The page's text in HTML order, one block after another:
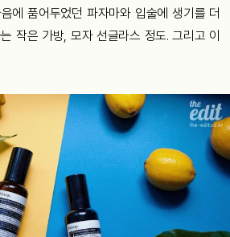
에 품어두었던 파자마와 입술에 생기를 더
작은 가방, 모자 선글라스 정도. 그리고 이